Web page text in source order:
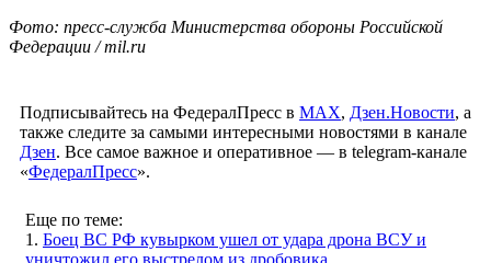
Фото: пресс-служба Министерства обороны Российской
Федерации / mil.ru
Подписывайтесь на ФедералПресс в МАХ, Дзен.Новости, а
также следите за самыми интересными новостями в канале
Дзен. Все самое важное и оперативное — в telegram-канале
«ФедералПресс».
Еще по теме:
1. Боец ВС РФ кувырком ушел от удара дрона ВСУ и
уничтожил его выстрелом из дробовика